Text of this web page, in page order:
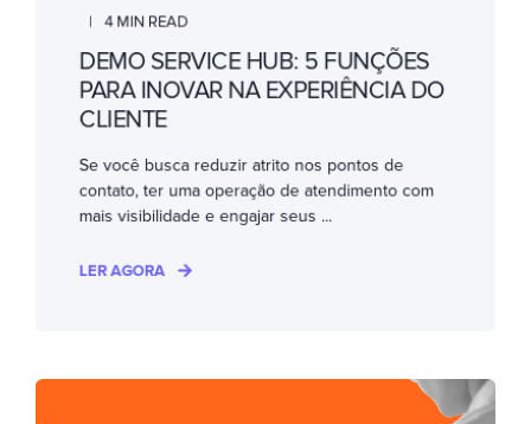
4 MIN READ
DEMO SERVICE HUB: 5 FUNÇÕES
PARA INOVAR NA EXPERIÊNCIA DO
CLIENTE
Se você busca reduzir atrito nos pontos de
contato, ter uma operação de atendimento com
mais visibilidade e engajar seus ...
LER AGORA